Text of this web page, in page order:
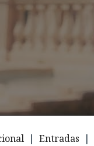
| Entradas |